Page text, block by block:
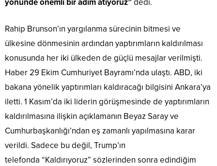
yönünde önemli bir adım atıyoruz” dedi.
Rahip Brunson’ın yargılanma sürecinin bitmesi ve
ülkesine dönmesinin ardından yaptırımların kaldırılması
konusunda her iki ülkeden de güçlü mesajlar verilmişti.
Haber 29 Ekim Cumhuriyet Bayramı’nda ulaştı. ABD, iki
bakana yönelik yaptırımları kaldıracağı bilgisini Ankara’ya
iletti. 1 Kasım’da iki liderin görüşmesinde de yaptırımların
kaldırılmasına ilişkin açıklamanın Beyaz Saray ve
Cumhurbaşkanlığı’ndan eş zamanlı yapılmasına karar
verildi. Sadece bu değil, Trump’ın
telefonda “Kaldırıyoruz” sözlerinden sonra edindiğim